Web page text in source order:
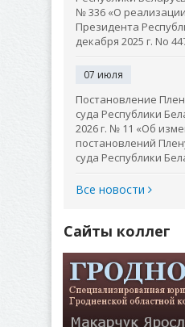
№ 336 «О
Президента
декабря 2025 г. No
07 июля
Постановление
суда Республики
2026 г. № 11 «Об
постановлений
суда Республики
Все новости
Сайты коллег